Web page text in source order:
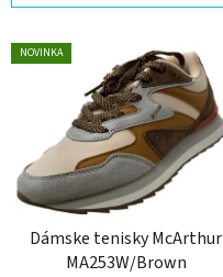
e
d
u
V
ý
p
NOVINKA
Dámske tenisky McArthur
MA253W/Brown